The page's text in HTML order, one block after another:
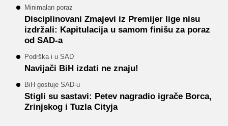
Minimalan poraz
Disciplinovani Zmajevi iz Premijer lige nisu
izdržali: Kapitulacija u samom finišu za poraz
od SAD-a
Podrška i u SAD
Navijači BiH izdati ne znaju!
BiH gostuje SAD-u
Stigli su sastavi: Petev nagradio igrače Borca,
Zrinjskog i Tuzla Cityja